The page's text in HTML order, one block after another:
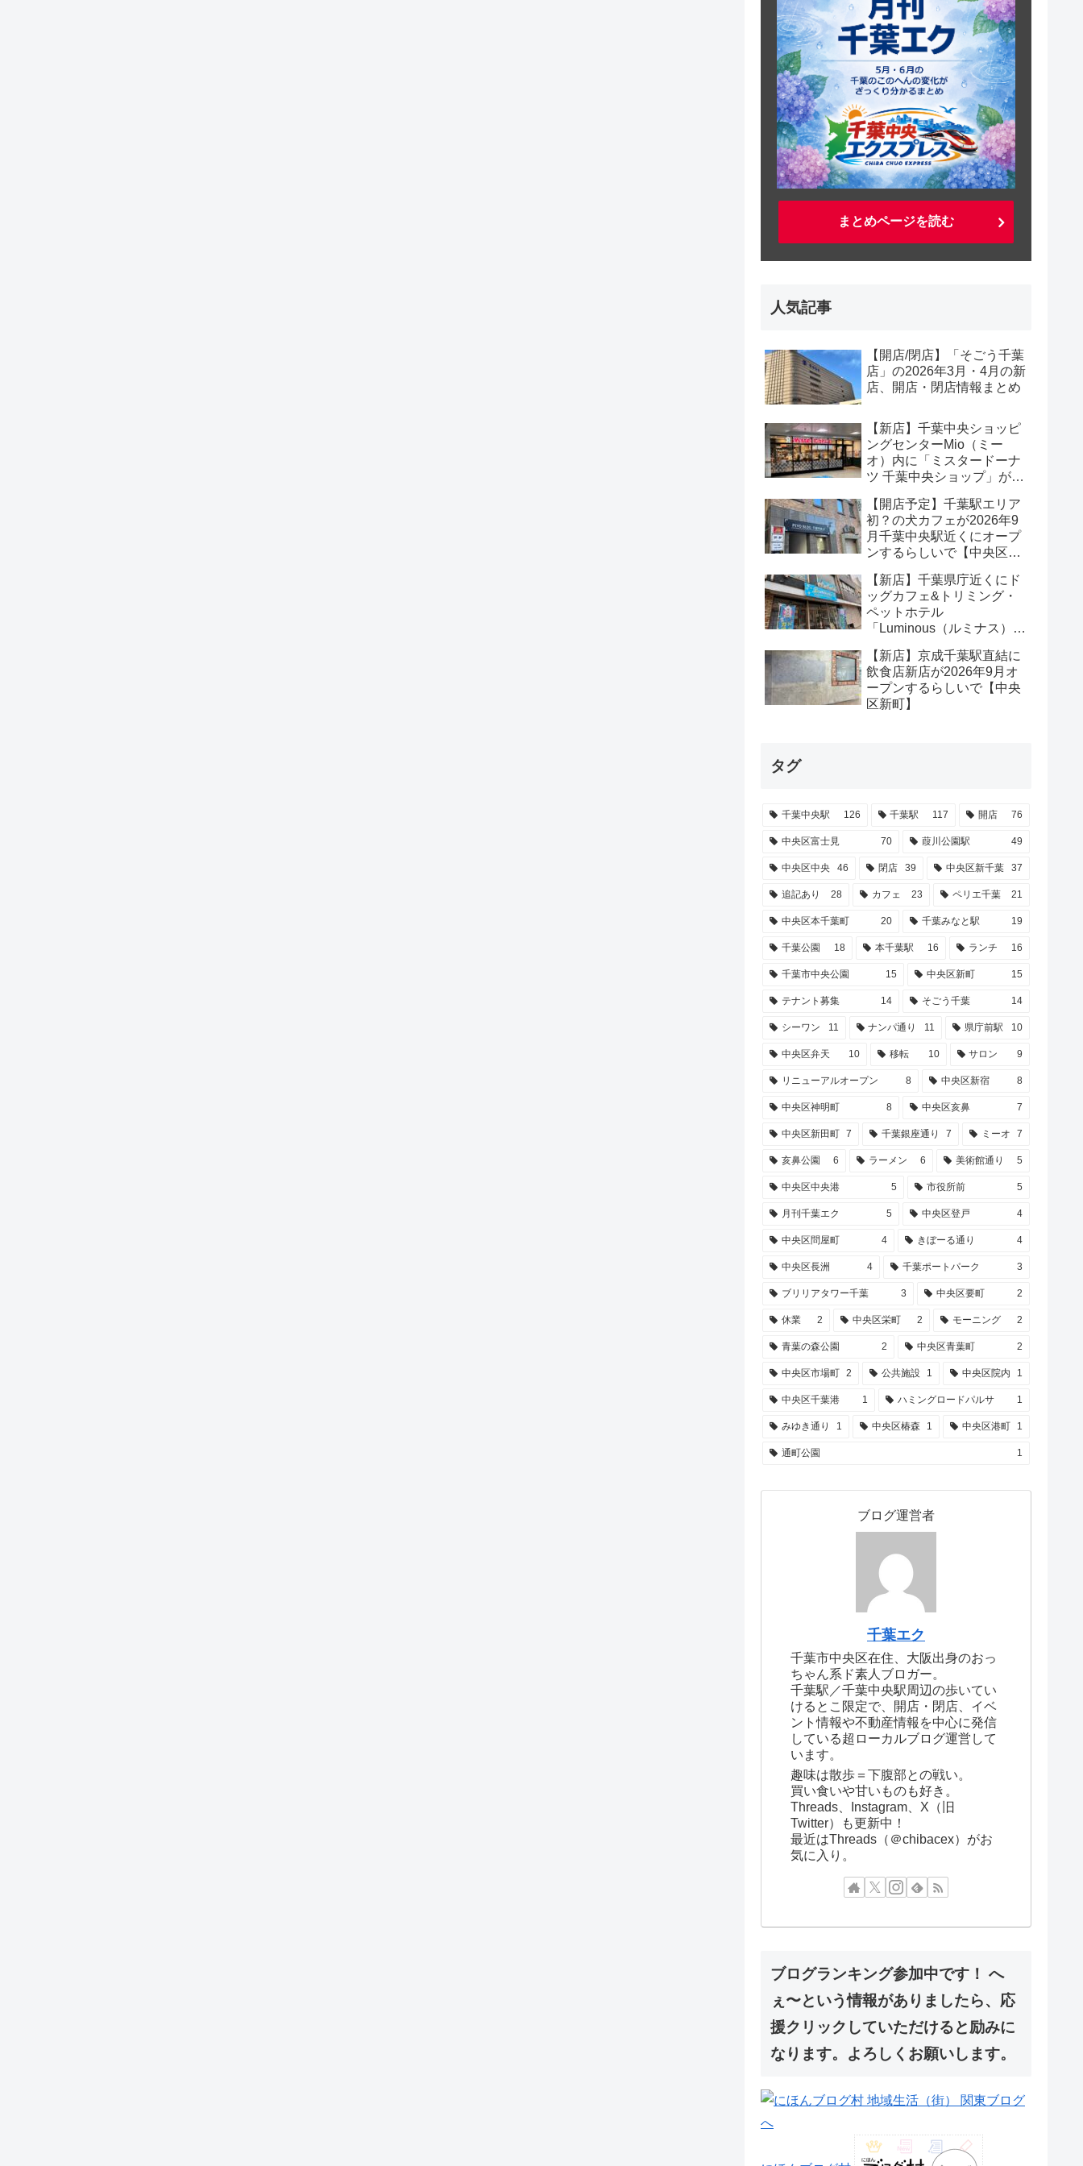
まとめページを読む
人気記事
【開店/閉店】「そごう千葉
店」の2026年3月・4月の新
店、開店・閉店情報まとめ
【新店】千葉中央ショッピ
ングセンターMio（ミー
オ）内に「ミスタードーナ
ツ 千葉中央ショップ」が
しいで【中央区本千葉町】
【開店予定】千葉駅エリア
初？の犬カフェが2026年9
月千葉中央駅近くにオープ
ンするらしいで【中央区中
【新店】千葉県庁近くにド
ッグカフェ&トリミング・
ペットホテル
「Luminous（ルミナス）」
らしいで【中央区市場町】
【新店】京成千葉駅直結に
飲食店新店が2026年9月オ
ープンするらしいで【中央
区新町】
タグ
千葉中央駅 126 千葉駅 117 開店 76
中央区富士見 70 葭川公園駅 49
中央区中央 46 閉店 39 中央区新千葉 37
追記あり 28 カフェ 23 ペリエ千葉 21
中央区本千葉町 20 千葉みなと駅 19
千葉公園 18 本千葉駅 16 ランチ 16
千葉市中央公園 15 中央区新町 15
テナント募集 14 そごう千葉 14
シーワン 11 ナンパ通り 11 県庁前駅 10
中央区弁天 10 移転 10 サロン 9
リニューアルオープン 8 中央区新宿 8
中央区神明町 8 中央区亥鼻 7
中央区新田町 7 千葉銀座通り 7 ミーオ 7
亥鼻公園 6 ラーメン 6 美術館通り 5
中央区中央港 5 市役所前 5
月刊千葉エク 5 中央区登戸 4
中央区問屋町 4 きぼーる通り 4
中央区長洲 4 千葉ポートパーク 3
ブリリアタワー千葉 3 中央区要町 2
休業 2 中央区栄町 2 モーニング 2
青葉の森公園 2 中央区青葉町 2
中央区市場町 2 公共施設 1 中央区院内 1
中央区千葉港 1 ハミングロードパルサ 1
みゆき通り 1 中央区椿森 1 中央区港町 1
通町公園 1
ブログ運営者
千葉エク
千葉市中央区在住、大阪出身のおっ
ちゃん系ド素人ブロガー。
千葉駅／千葉中央駅周辺の歩いてい
けるとこ限定で、開店・閉店、イベ
ント情報や不動産情報を中心に発信
している超ローカルブログ運営して
います。
趣味は散歩＝下腹部との戦い。
買い食いや甘いものも好き。
Threads、Instagram、X（旧
Twitter）も更新中！
最近はThreads（＠chibacex）がお
気に入り。
ブログランキング参加中です！ へ
ぇ〜という情報がありましたら、応
援クリックしていただけると励みに
なります。よろしくお願いします。